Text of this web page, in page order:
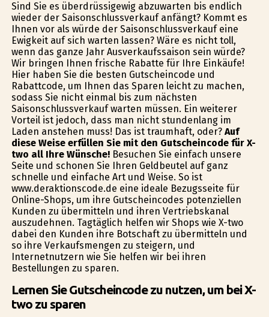
Sind Sie es überdrüssigewig abzuwarten bis endlich
wieder der Saisonschlussverkauf anfängt? Kommt es
Ihnen vor als würde der Saisonschlussverkauf eine
Ewigkeit auf sich warten lassen? Wäre es nicht toll,
wenn das ganze Jahr Ausverkaufssaison sein würde?
Wir bringen Ihnen frische Rabatte für Ihre Einkäufe!
Hier haben Sie die besten Gutscheincode und
Rabattcode, um Ihnen das Sparen leicht zu machen,
sodass Sie nicht einmal bis zum nächsten
Saisonschlussverkauf warten müssen. Ein weiterer
Vorteil ist jedoch, dass man nicht stundenlang im
Laden anstehen muss! Das ist traumhaft, oder? Auf
diese Weise erfüllen Sie mit den Gutscheincode für X-
two all Ihre Wünsche!Besuchen Sie einfach unsere
Seite und schonen Sie Ihren Geldbeutel auf ganz
schnelle und einfache Art und Weise. So ist
www.deraktionscode.de eine ideale Bezugsseite für
Online-Shops, um ihre Gutscheincodes potenziellen
Kunden zu übermitteln und ihren Vertriebskanal
auszudehnen. Tagtäglich helfen wir Shops wie X-two
dabei den Kunden ihre Botschaft zu übermitteln und
so ihre Verkaufsmengen zu steigern, und
Internetnutzern wie Sie helfen wir bei ihren
Bestellungen zu sparen.
Lernen Sie Gutscheincode zu nutzen, um bei X-
two zu sparen